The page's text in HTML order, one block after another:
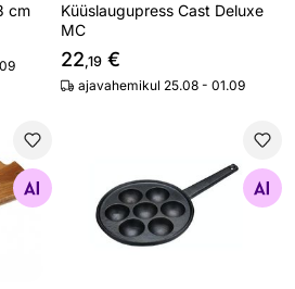
cm
Küüslaugupress Cast Deluxe
MC
22,19 €
ajavahemikul 25.08 - 01.09
Pannkoogipann malmist
Otsi sarnaseid